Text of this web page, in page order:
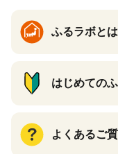
ふるラボとは
はじめての
よくあるご